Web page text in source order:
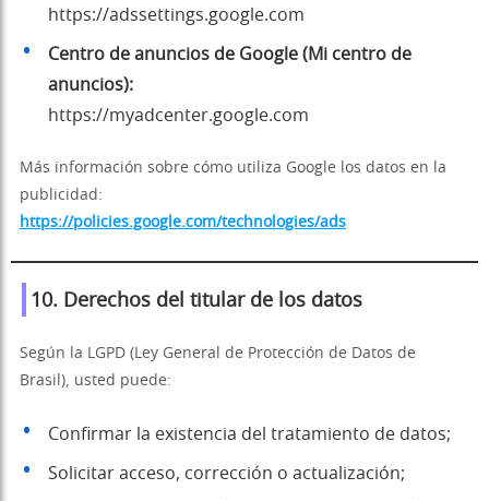
https://adssettings.google.com
Centro de anuncios de Google (Mi centro de
anuncios):
https://myadcenter.google.com
Más información sobre cómo utiliza Google los datos en la
publicidad:
https://policies.google.com/technologies/ads
10. Derechos del titular de los datos
Según la LGPD (Ley General de Protección de Datos de
Brasil), usted puede:
Confirmar la existencia del tratamiento de datos;
Solicitar acceso, corrección o actualización;